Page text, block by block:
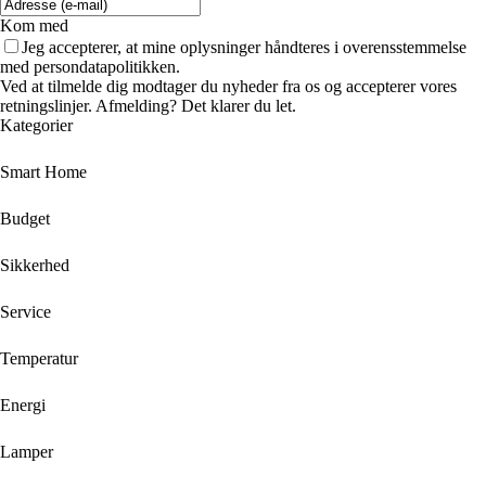
Kom med
Jeg accepterer, at mine oplysninger håndteres i overensstemmelse
med persondatapolitikken.
Ved at tilmelde dig modtager du nyheder fra os og accepterer vores
retningslinjer. Afmelding? Det klarer du let.
Kategorier
Smart Home
Budget
Sikkerhed
Service
Temperatur
Energi
Lamper